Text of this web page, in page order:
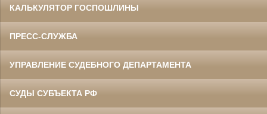
КАЛЬКУЛЯТОР ГОСПОШЛИНЫ
ПРЕСС-СЛУЖБА
УПРАВЛЕНИЕ СУДЕБНОГО ДЕПАРТАМЕНТА
СУДЫ СУБЪЕКТА РФ